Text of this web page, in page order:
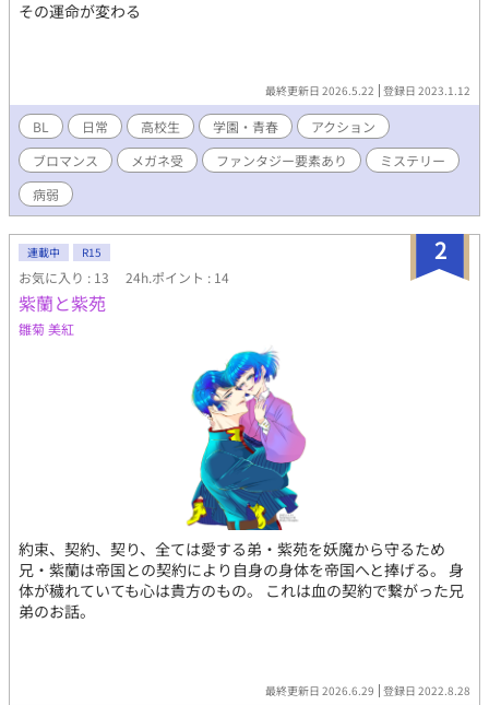
その運命が変わる
最終更新日 2026.5.22 登録日 2023.1.12
BL 日常 高校生 学園・青春
アクション
ブロマンス
メガネ受 ファンタジー要素あり
ミステリー
病弱
2
連載中 R15
お気に入り : 13 24h.ポイント : 14
紫蘭と紫苑
雛菊 美紅
約束、契約、契り、全ては愛する弟・紫苑を妖魔から守るため
兄・紫蘭は帝国との契約により自身の身体を帝国へと捧げる。 身
体が穢れていても心は貴方のもの。 これは血の契約で繋がった兄
弟のお話。
最終更新日 2026.6.29 登録日 2022.8.28